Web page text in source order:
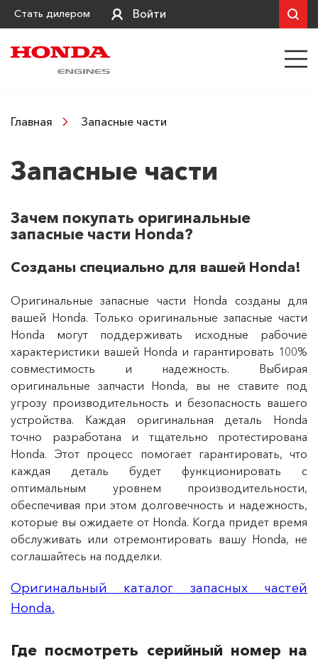
Стать дилером Войти
Главная Запасные части
Запасные части
Зачем покупать оригинальные
запасные части Honda?
Созданы специально для вашей Honda!
Оригинальные запасные части Honda созданы для
вашей Honda. Только оригинальные запасные части
Honda могут поддерживать исходные рабочие
характеристики вашей Honda и гарантировать 100%
совместимость и надежность. Выбирая
оригинальные запчасти Honda, вы не ставите под
угрозу производительность и безопасность вашего
устройства. Каждая оригинальная деталь Honda
точно разработана и тщательно протестирована
Honda. Этот процесс помогает гарантировать, что
каждая деталь будет функционировать с
оптимальным уровнем производительности,
обеспечивая при этом долговечность и надежность,
которые вы ожидаете от Honda. Когда придет время
обслуживать или отремонтировать вашу Honda, не
соглашайтесь на подделки.
Оригинальный каталог запасных частей
Honda.
Где посмотреть серийный номер на